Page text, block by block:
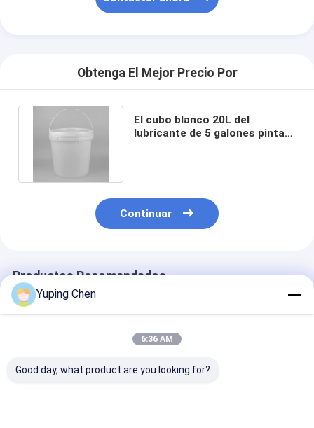
Obtenga El Mejor Precio Por
El cubo blanco 20L del
lubricante de 5 galones pinta
Continuar
Productos Recomendados
Yuping Chen
6:36 AM
Good day, what product are you looking for?